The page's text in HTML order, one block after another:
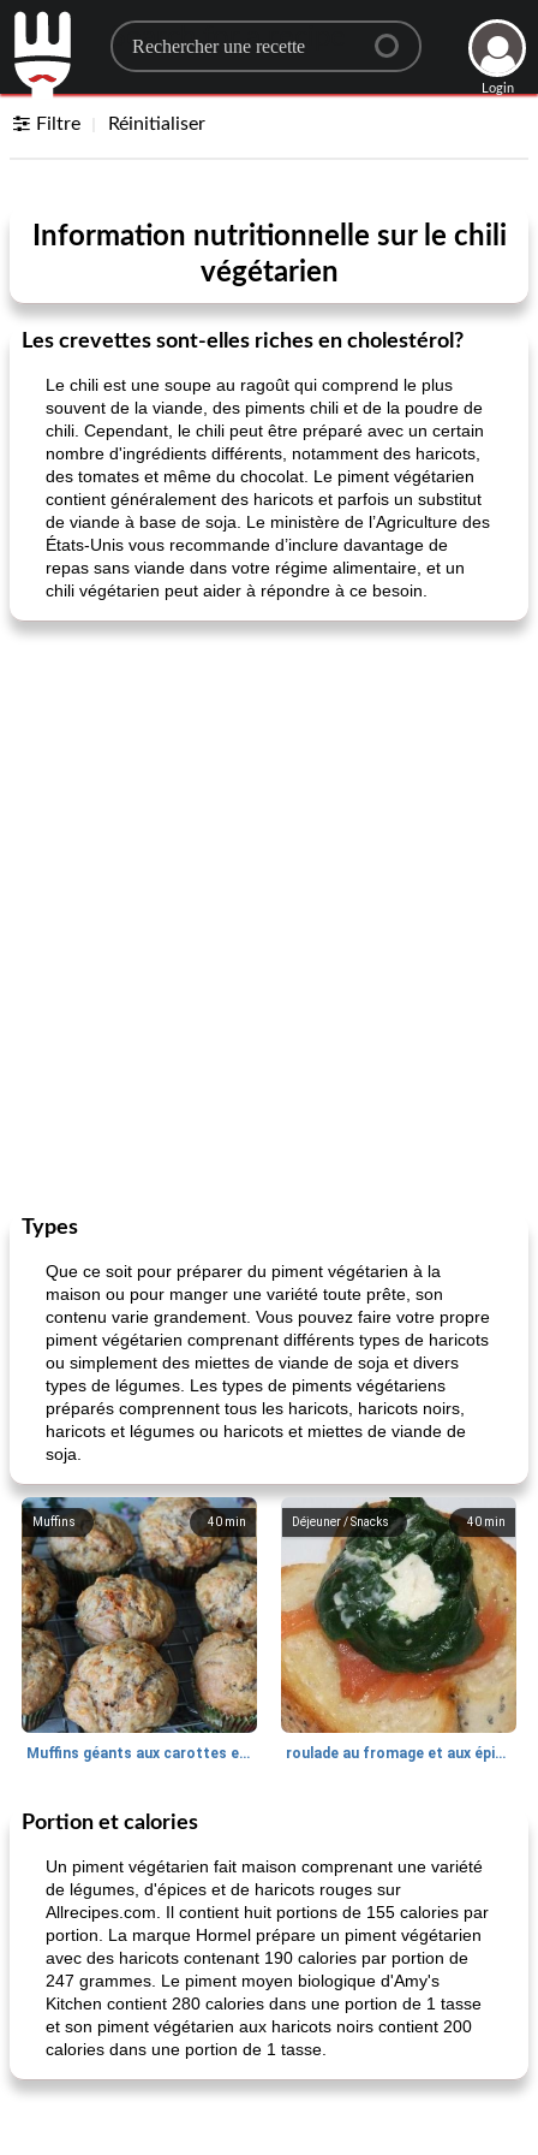
Search for a recipe
Login
Filtre Réinitialiser
Information nutritionnelle sur le chili
végétarien
Les crevettes sont-elles riches en cholestérol?
Le chili est une soupe au ragoût qui comprend le plus
souvent de la viande, des piments chili et de la poudre de
chili. Cependant, le chili peut être préparé avec un certain
nombre d'ingrédients différents, notamment des haricots,
des tomates et même du chocolat. Le piment végétarien
contient généralement des haricots et parfois un substitut
de viande à base de soja. Le ministère de l’Agriculture des
États-Unis vous recommande d’inclure davantage de
repas sans viande dans votre régime alimentaire, et un
chili végétarien peut aider à répondre à ce besoin.
Types
Que ce soit pour préparer du piment végétarien à la
maison ou pour manger une variété toute prête, son
contenu varie grandement. Vous pouvez faire votre propre
piment végétarien comprenant différents types de haricots
ou simplement des miettes de viande de soja et divers
types de légumes. Les types de piments végétariens
préparés comprennent tous les haricots, haricots noirs,
haricots et légumes ou haricots et miettes de viande de
soja.
40 min
Muffins
Muffins géants aux carottes et à la banane de Nif
40 min
Déjeuner / Snacks
roulade au fromage et aux épinards
Marques de confiance: recettes et
fiesta tostadas le méga's jopp joes
Portion et calories
Un piment végétarien fait maison comprenant une variété
de légumes, d'épices et de haricots rouges sur
Allrecipes.com. Il contient huit portions de 155 calories par
portion. La marque Hormel prépare un piment végétarien
avec des haricots contenant 190 calories par portion de
247 grammes. Le piment moyen biologique d'Amy's
Kitchen contient 280 calories dans une portion de 1 tasse
et son piment végétarien aux haricots noirs contient 200
calories dans une portion de 1 tasse.